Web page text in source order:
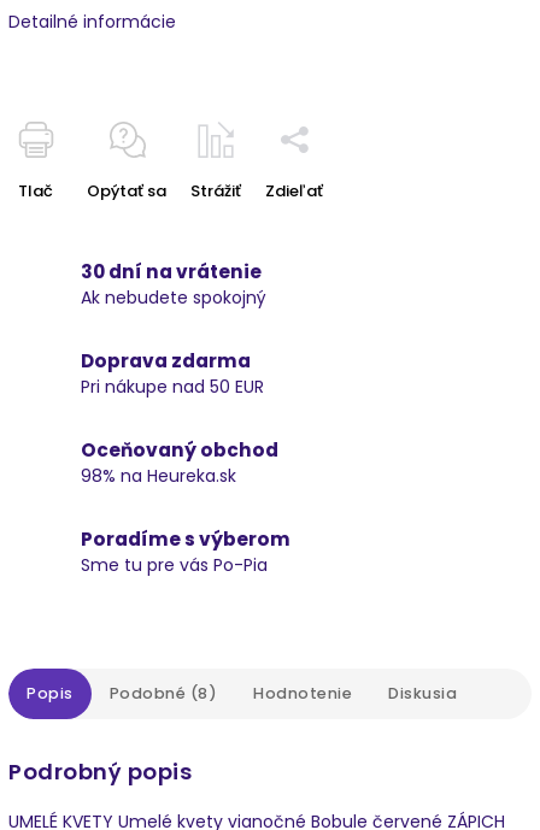
Detailné informácie
Tlač Opýtať sa Strážiť Zdieľať
30 dní na vrátenie
Ak nebudete spokojný
Doprava zdarma
Pri nákupe nad 50 EUR
Oceňovaný obchod
98% na Heureka.sk
Poradíme s výberom
Sme tu pre vás Po-Pia
Popis Podobné (8) Hodnotenie Diskusia
Podrobný popis
UMELÉ KVETY Umelé kvety vianočné Bobule červené ZÁPICH